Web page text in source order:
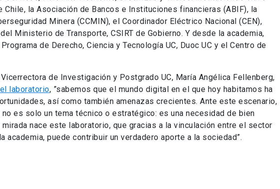
Chile, la Asociación de Bancos e Instituciones financieras (ABIF), la
Minera (CCMIN), el Coordinador Eléctrico Nacional (CEN),
Ministerio de Transporte, CSIRT de Gobierno. Y desde la academia,
de Derecho, Ciencia y Tecnología UC, Duoc UC y el Centro de
de Investigación y Postgrado UC, María Angélica Fellenberg,
laboratorio, ”sabemos que el mundo digital en el que hoy habitamos ha
así como también amenazas crecientes. Ante este escenario,
es solo un tema técnico o estratégico: es una necesidad de bien
nace este laboratorio, que gracias a la vinculación entre el sector
academia, puede contribuir un verdadero aporte a la sociedad”.